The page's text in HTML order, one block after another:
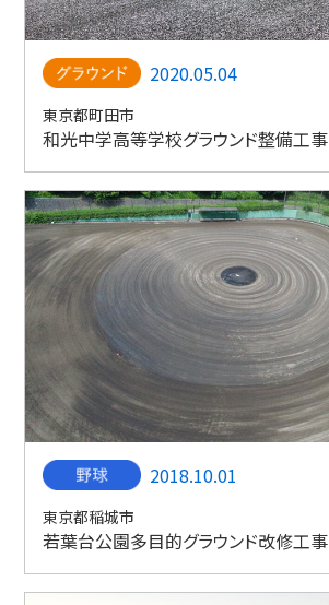
2020.05.04
東京都町田市
和光中学高等学校グラウンド整備工事
2018.10.01
東京都稲城市
若葉台公園多目的グラウンド改修工事